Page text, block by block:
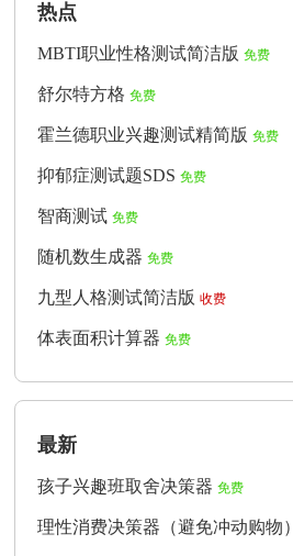
热点
MBTI职业性格测试简洁版 免费
舒尔特方格 免费
霍兰德职业兴趣测试精简版 免费
抑郁症测试题SDS 免费
智商测试 免费
随机数生成器 免费
九型人格测试简洁版 收费
体表面积计算器 免费
最新
孩子兴趣班取舍决策器 免费
理性消费决策器（避免冲动购物）